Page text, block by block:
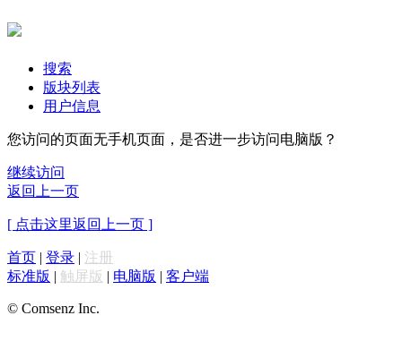
搜索
版块列表
用户信息
您访问的页面无手机页面，是否进一步访问电脑版？
继续访问
返回上一页
[ 点击这里返回上一页 ]
首页 | 登录 | 注册
标准版 | 触屏版 | 电脑版 | 客户端
© Comsenz Inc.